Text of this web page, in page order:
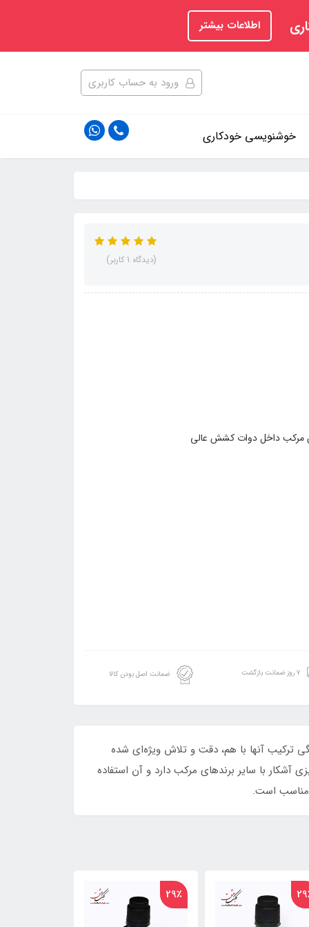
اطلاعات بیشتر
ورود به حساب کاربری
خوشنویسی خودکاری
(دیدگاه 1 کاربر)
مرکب داخل دوات کشش عالی
۷ روز ضمانت بازگشت ضمانت اصل بودن کالا
ترکیب آنها با هم، دقت و تلاش ویژه‌ای شده
تمایزی آشکار با سایر برندهای مرکب دارد و آن استفاده
مناسب است.
29٪ 27٪